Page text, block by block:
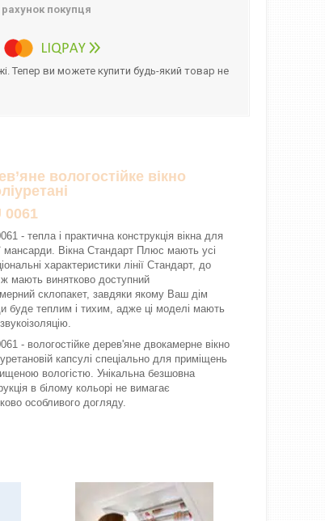
рахунок покупця
Тепер ви можете купити будь-який товар не
вологостійке вікно
0061
- тепла і практична конструкція вікна для
мансарди. Вікна Стандарт Плюс мають усі
характеристики лінії Стандарт, до
ж мають винятково доступний
склопакет, завдяки якому Ваш дім
буде теплим і тихим, адже ці моделі мають
- вологостійке дерев'яне двокамерне вікно
капсулі спеціально для приміщень
вологістю. Унікальна безшовна
в білому кольорі не вимагає
особливого догляду.